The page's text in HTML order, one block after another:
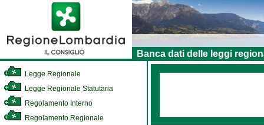
Banca dati delle leggi
Legge Regionale
Legge Regionale Statutaria
Regolamento Interno
Regolamento Regionale